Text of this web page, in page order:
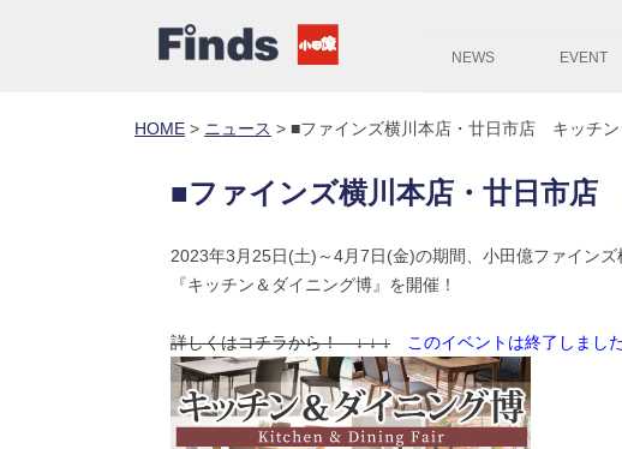
NEWS EVENT
HOME > ニュース > ■ファインズ横川本店・廿日市店 キッチ
■ファインズ横川本店・廿日市
2023年3月25日(土)～4月7日(金)の期間、小田億ファインズ
『キッチン＆ダイニング博』を開催！
詳しくはコチラから！ ↓ ↓ ↓ このイベントは終了しまし